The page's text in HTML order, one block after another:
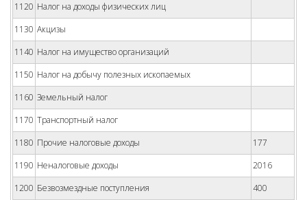
1120 Налог на доходы физических лиц
1130 Акцизы
1140 Налог на имущество организаций
1150 Налог на добычу полезных ископаемых
1160 Земельный налог
1170 Транспортный налог
1180 Прочие налоговые доходы
177
1190 Неналоговые доходы
2016
1200 Безвозмездные поступления
400